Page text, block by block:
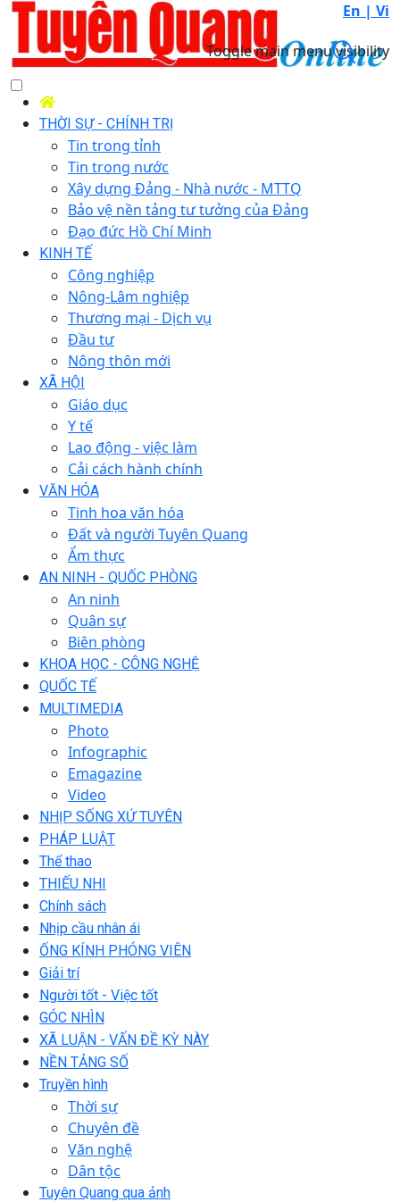
En | Vi
Toggle main menu visibility
THỜI SỰ - CHÍNH TRỊ
Tin trong tỉnh
Tin trong nước
Xây dựng Đảng - Nhà nước - MTTQ
Bảo vệ nền tảng tư tưởng của Đảng
Đạo đức Hồ Chí Minh
KINH TẾ
Công nghiệp
Nông-Lâm nghiệp
Thương mại - Dịch vụ
Đầu tư
Nông thôn mới
XÃ HỘI
Giáo dục
Y tế
Lao động - việc làm
Cải cách hành chính
VĂN HÓA
Tinh hoa văn hóa
Đất và người Tuyên Quang
Ẩm thực
AN NINH - QUỐC PHÒNG
An ninh
Quân sự
Biên phòng
KHOA HỌC - CÔNG NGHỆ
QUỐC TẾ
MULTIMEDIA
Photo
Infographic
Emagazine
Video
NHỊP SỐNG XỨ TUYÊN
PHÁP LUẬT
Thể thao
THIẾU NHI
Chính sách
Nhịp cầu nhân ái
ỐNG KÍNH PHÓNG VIÊN
Giải trí
Người tốt - Việc tốt
GÓC NHÌN
XÃ LUẬN - VẤN ĐỀ KỲ NÀY
NỀN TẢNG SỐ
Truyền hình
Thời sự
Chuyên đề
Văn nghệ
Dân tộc
Tuyên Quang qua ảnh